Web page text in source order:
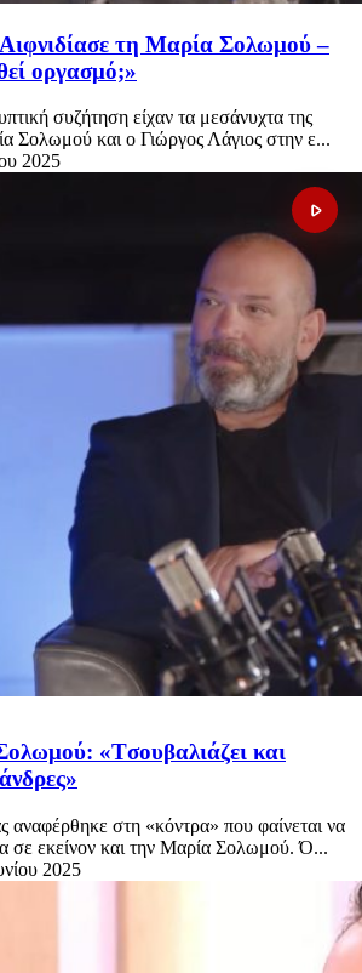
τη Μαρία Σολωμού –
οργασμό;»
συζήτηση είχαν τα μεσάνυχτα της
Σολωμού και ο Γιώργος Λάγιος στην ε...
2025
«Tσουβαλιάζει και
στη «κόντρα» που φαίνεται να
σε εκείνον και την Μαρία Σολωμού. Ό...
2025